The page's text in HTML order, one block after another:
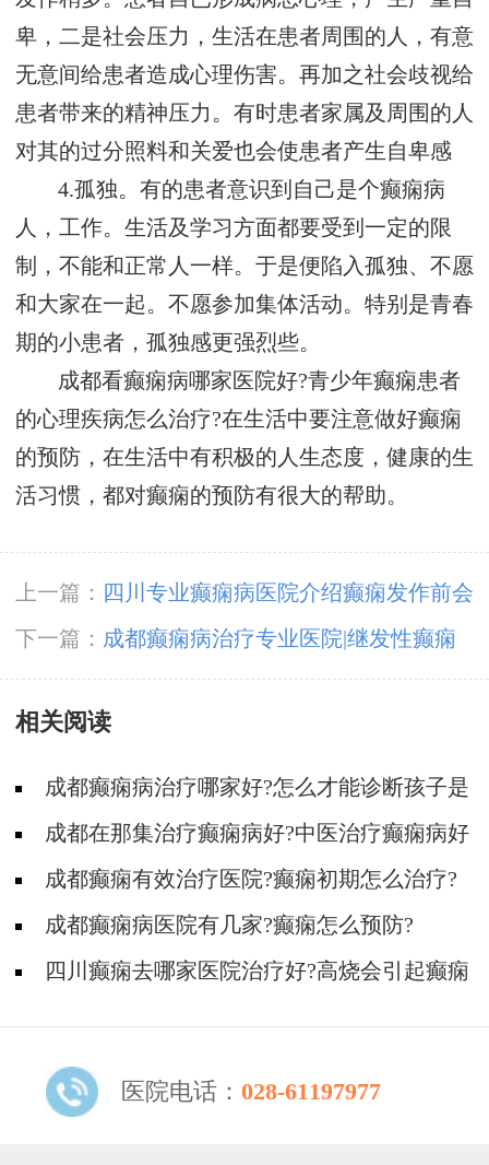
卑，二是社会压力，生活在患者周围的人，有意
无意间给患者造成心理伤害。再加之社会歧视给
患者带来的精神压力。有时患者家属及周围的人
对其的过分照料和关爱也会使患者产生自卑感
4.孤独。有的患者意识到自己是个癫痫病
人，工作。生活及学习方面都要受到一定的限
制，不能和正常人一样。于是便陷入孤独、不愿
和大家在一起。不愿参加集体活动。特别是青春
期的小患者，孤独感更强烈些。
成都看癫痫病哪家医院好?青少年癫痫患者
的心理疾病怎么治疗?在生活中要注意做好癫痫
的预防，在生活中有积极的人生态度，健康的生
活习惯，都对癫痫的预防有很大的帮助。
上一篇：
四川专业癫痫病医院介绍癫痫发作前会
有什么预兆?
下一篇： 成都癫痫病治疗专业医院|继发性癫痫
要注意什么?
相关阅读
成都癫痫病治疗哪家好?怎么才能诊断孩子是
不是得了癫痫?
成都在那集治疗癫痫病好?中医治疗癫痫病好
吗?成都癫痫有效治疗医院?癫痫初期怎么治疗?
成都癫痫病医院有几家?癫痫怎么预防?
四川癫痫去哪家医院治疗好?高烧会引起癫痫
医院电话： 028-61197977